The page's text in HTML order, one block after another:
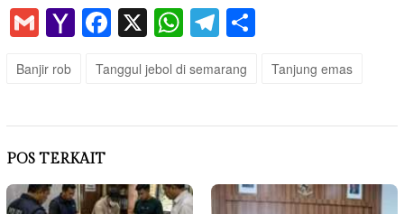
GmailYahoo
Mail
Facebook
X WhatsApp
Telegram
Banjir rob Tanggul jebol di semarang Tanjung emas
POS TERKAIT